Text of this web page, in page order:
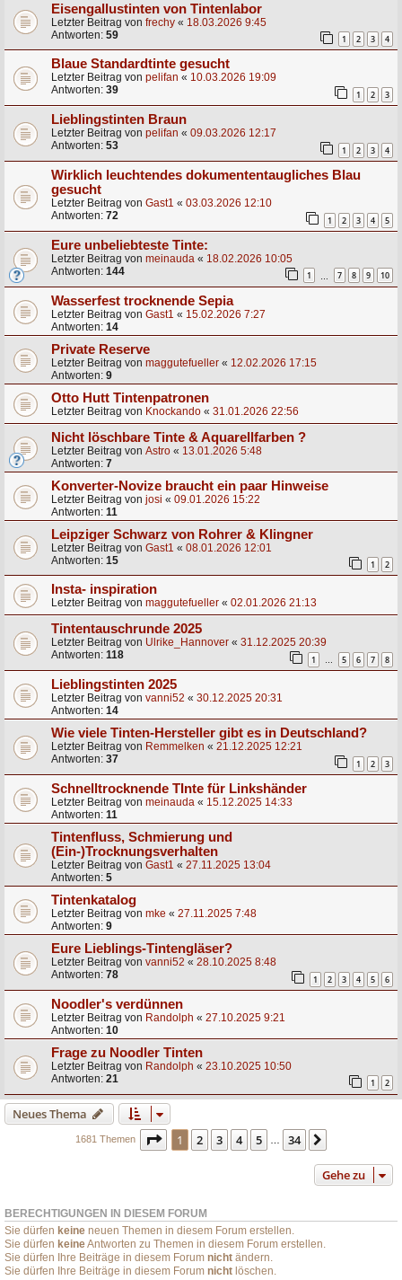
Eisengallustinten von Tintenlabor
Letzter Beitrag von frechy « 18.03.2026 9:45
Antworten: 59 1 2 3 4
Blaue Standardtinte gesucht
Letzter Beitrag von pelifan « 10.03.2026 19:09
Antworten: 39 1 2 3
Lieblingstinten Braun
Letzter Beitrag von pelifan « 09.03.2026 12:17
Antworten: 53 1 2 3 4
Wirklich leuchtendes dokumententaugliches Blau
gesucht
Letzter Beitrag von Gast1 « 03.03.2026 12:10
Antworten: 72 1 2 3 4 5
Eure unbeliebteste Tinte:
Letzter Beitrag von meinauda « 18.02.2026 10:05
Antworten: 144 1 7 8 9 10
Wasserfest trocknende Sepia
Letzter Beitrag von Gast1 « 15.02.2026 7:27
Antworten: 14
Private Reserve
Letzter Beitrag von maggutefueller « 12.02.2026 17:15
Antworten: 9
Otto Hutt Tintenpatronen
Letzter Beitrag von Knockando « 31.01.2026 22:56
Nicht löschbare Tinte & Aquarellfarben ?
Letzter Beitrag von Astro « 13.01.2026 5:48
Antworten: 7
Konverter-Novize braucht ein paar Hinweise
Letzter Beitrag von josi « 09.01.2026 15:22
Antworten: 11
Leipziger Schwarz von Rohrer & Klingner
Letzter Beitrag von Gast1 « 08.01.2026 12:01
Antworten: 15 1 2
Insta- inspiration
Letzter Beitrag von maggutefueller « 02.01.2026 21:13
Tintentauschrunde 2025
Letzter Beitrag von Ulrike_Hannover « 31.12.2025 20:39
Antworten: 118 1 … 5 6 7 8
Lieblingstinten 2025
Letzter Beitrag von vanni52 « 30.12.2025 20:31
Antworten: 14
Wie viele Tinten-Hersteller gibt es in Deutschland?
Letzter Beitrag von Remmelken « 21.12.2025 12:21
Antworten: 37 1 2 3
Schnelltrocknende TInte für Linkshänder
Letzter Beitrag von meinauda « 15.12.2025 14:33
Antworten: 11
Tintenfluss, Schmierung und
(Ein-)Trocknungsverhalten
Letzter Beitrag von Gast1 « 27.11.2025 13:04
Antworten: 5
Tintenkatalog
Letzter Beitrag von mke « 27.11.2025 7:48
Antworten: 9
Eure Lieblings-Tintengläser?
Letzter Beitrag von vanni52 « 28.10.2025 8:48
Antworten: 78 1 2 3 4 5 6
Noodler's verdünnen
Letzter Beitrag von Randolph « 27.10.2025 9:21
Antworten: 10
Frage zu Noodler Tinten
Letzter Beitrag von Randolph « 23.10.2025 10:50
Antworten: 21 1 2
Neues Thema
1681 Themen Seite 1von 34
1 2 3 4 5 34
Gehe zu
BERECHTIGUNGEN IN DIESEM FORUM
Sie dürfen keine neuen Themen in diesem Forum erstellen.
Sie dürfen keineAntworten zu Themen in diesem Forum erstellen.
Sie dürfen Ihre Beiträge in diesem Forum nicht ändern.
Sie dürfen Ihre Beiträge in diesem Forum nicht löschen.